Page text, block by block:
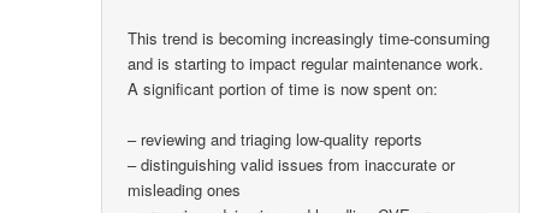
This trend is becoming increasingly time-consuming
and is starting to impact regular maintenance work.
A significant portion of time is now spent on:
– reviewing and triaging low-quality reports
– distinguishing valid issues from inaccurate or
misleading ones